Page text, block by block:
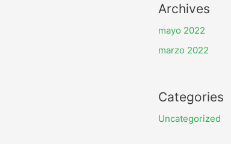
Archives
mayo 2022
marzo 2022
Categories
Uncategorized